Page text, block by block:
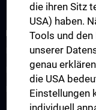
INFORMATIONEN UND
Informationen und
Informationen und
Lageplan
die ihren Sitz
USA) haben.
Tools und den
unserer
genau
die USA
Einstellungen
individuell